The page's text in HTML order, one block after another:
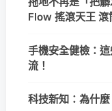
Flow 搖滾天王 滾
手機安全健檢：
流！
科技新知：為什